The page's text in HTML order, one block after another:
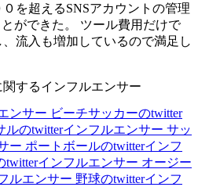
を超えるSNSアカウントの管理
ができた。 ツール費用だけで
流入も増加しているので満足し
するインフルエンサー
ンサー ビーチサッカーのtwitter
ルのtwitterインフルエンサー サッ
ー ポートボールのtwitterインフ
twitterインフルエンサー オージー
ルエンサー 野球のtwitterインフ